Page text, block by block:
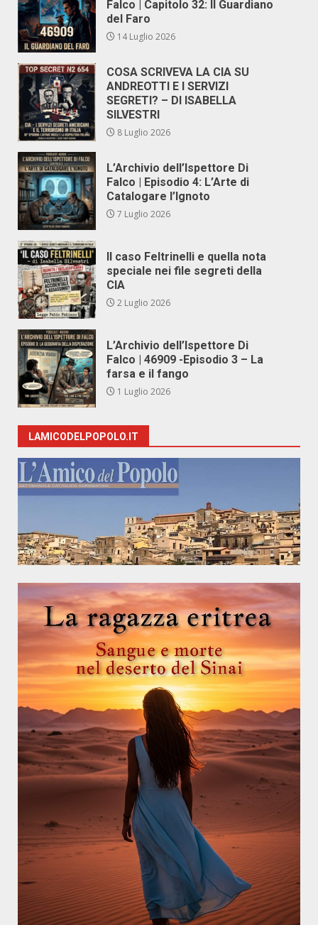
Falco | Capitolo 32: Il Guardiano
del Faro
14 Luglio 2026
COSA SCRIVEVA LA CIA SU
ANDREOTTI E I SERVIZI
SEGRETI? – DI ISABELLA
SILVESTRI
8 Luglio 2026
L’Archivio dell’Ispettore Di
Falco | Episodio 4: L’Arte di
Catalogare l’Ignoto
7 Luglio 2026
Il caso Feltrinelli e quella nota
speciale nei file segreti della
CIA
2 Luglio 2026
L’Archivio dell’Ispettore Di
Falco | 46909 -Episodio 3 – La
farsa e il fango
1 Luglio 2026
LAMICODELPOPOLO.IT